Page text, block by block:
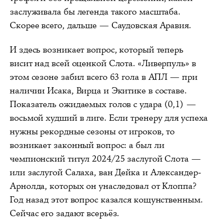
заслуживала бы легенда такого масштаба.
Скорее всего, дальше — Саудовская Аравия.
И здесь возникает вопрос, который теперь
висит над всей оценкой Слота. «Ливерпуль» в
этом сезоне забил всего 63 гола в АПЛ — при
наличии Исака, Вирца и Экитике в составе.
Показатель ожидаемых голов с удара (0,1) —
восьмой худший в лиге. Если тренеру для успеха
нужны рекордные сезоны от игроков, то
возникает законный вопрос: а был ли
чемпионский титул 2024/25 заслугой Слота —
или заслугой Салаха, ван Дейка и Александер-
Арнолда, которых он унаследовал от Клоппа?
Год назад этот вопрос казался кощунственным.
Сейчас его задают всерьёз.